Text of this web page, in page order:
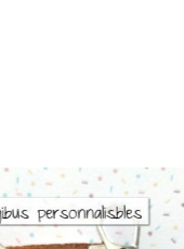
En stock, expédition sous